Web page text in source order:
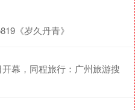
《岁久丹青》
幕，同程旅行：广州旅游搜